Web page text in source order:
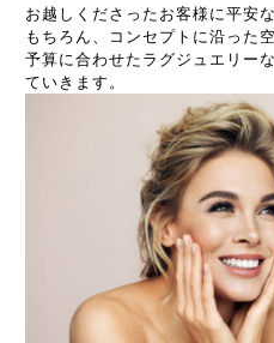
お越しくださったお客様に平安
もちろん、コンセプトに沿った
予算に合わせたラグジュエリー
ていきます。